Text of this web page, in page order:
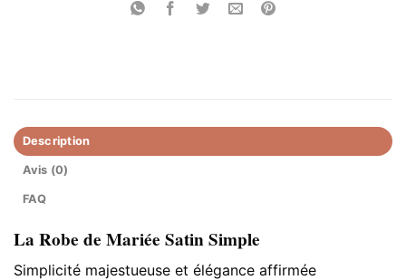
Description
Avis (0)
FAQ
La Robe de Mariée Satin Simple
Simplicité majestueuse et élégance affirmée